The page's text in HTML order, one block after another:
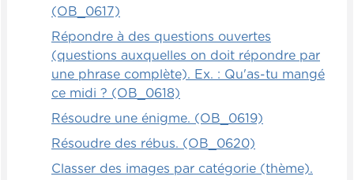
(OB_0617)
Répondre à des questions ouvertes
(questions auxquelles on doit répondre par
une phrase complète). Ex. : Qu'as-tu mangé
ce midi ? (OB_0618)
Résoudre une énigme. (OB_0619)
Résoudre des rébus. (OB_0620)
Classer des images par catégorie (thème).